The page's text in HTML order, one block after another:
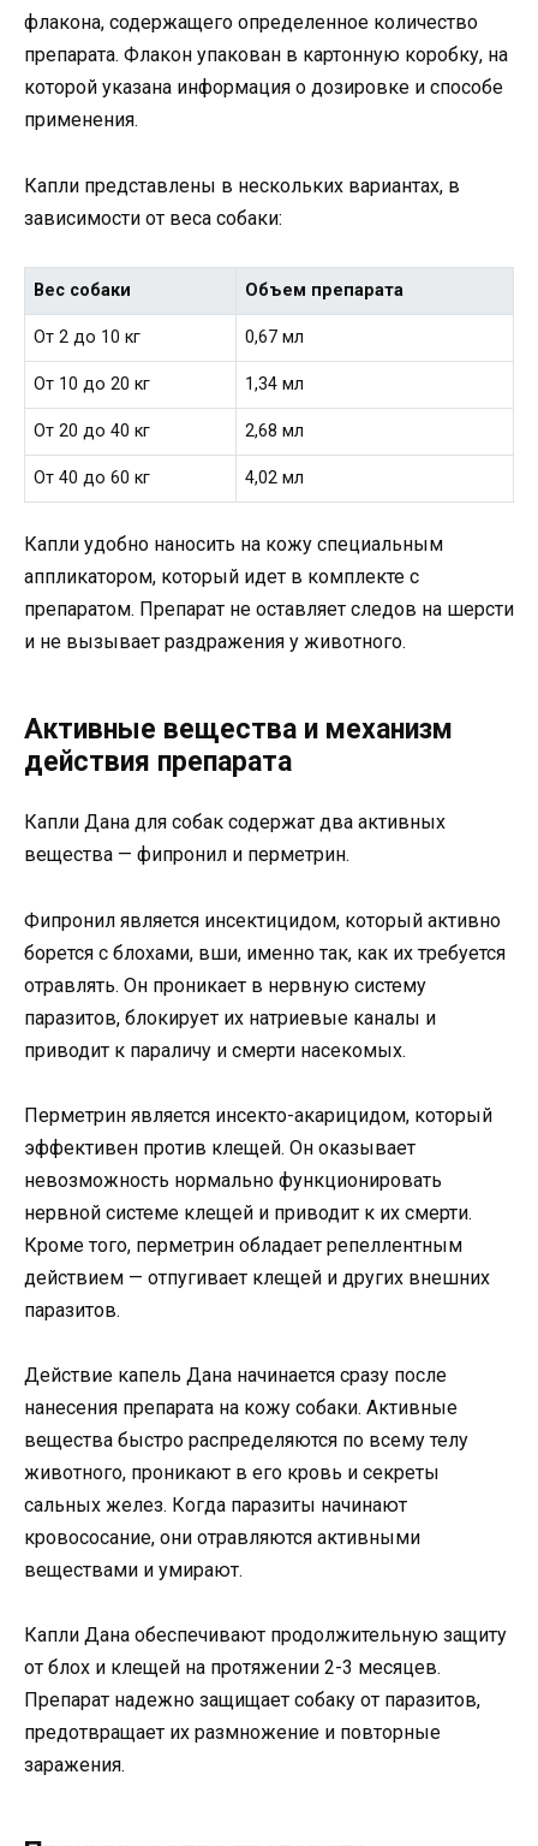
флакона, содержащего определенное количество
препарата. Флакон упакован в картонную коробку, на
которой указана информация о дозировке и способе
применения.
Капли представлены в нескольких вариантах, в
зависимости от веса собаки:
Вес собаки Объем препарата
От 2 до 10 кг 0,67 мл
От 10 до 20 кг 1,34 мл
От 20 до 40 кг 2,68 мл
От 40 до 60 кг 4,02 мл
Капли удобно наносить на кожу специальным
аппликатором, который идет в комплекте с
препаратом. Препарат не оставляет следов на шерсти
и не вызывает раздражения у животного.
Активные вещества и механизм
действия препарата
Капли Дана для собак содержат два активных
вещества — фипронил и перметрин.
Фипронил является инсектицидом, который активно
борется с блохами, вши, именно так, как их требуется
отравлять. Он проникает в нервную систему
паразитов, блокирует их натриевые каналы и
приводит к параличу и смерти насекомых.
Перметрин является инсекто-акарицидом, который
эффективен против клещей. Он оказывает
невозможность нормально функционировать
нервной системе клещей и приводит к их смерти.
Кроме того, перметрин обладает репеллентным
действием — отпугивает клещей и других внешних
паразитов.
Действие капель Дана начинается сразу после
нанесения препарата на кожу собаки. Активные
вещества быстро распределяются по всему телу
животного, проникают в его кровь и секреты
сальных желез. Когда паразиты начинают
кровососание, они отравляются активными
веществами и умирают.
Капли Дана обеспечивают продолжительную защиту
от блох и клещей на протяжении 2-3 месяцев.
Препарат надежно защищает собаку от паразитов,
предотвращает их размножение и повторные
заражения.